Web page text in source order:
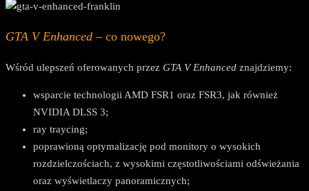
GTA V Enhanced – co nowego?
Wśród ulepszeń oferowanych przez GTA V Enhanced znajdziemy:
wsparcie technologii AMD FSR1 oraz FSR3, jak również
NVIDIA DLSS 3;
ray traycing;
poprawioną optymalizację pod monitory o wysokich
rozdzielczościach, z wysokimi częstotliwościami odświeżania
oraz wyświetlaczy panoramicznych;